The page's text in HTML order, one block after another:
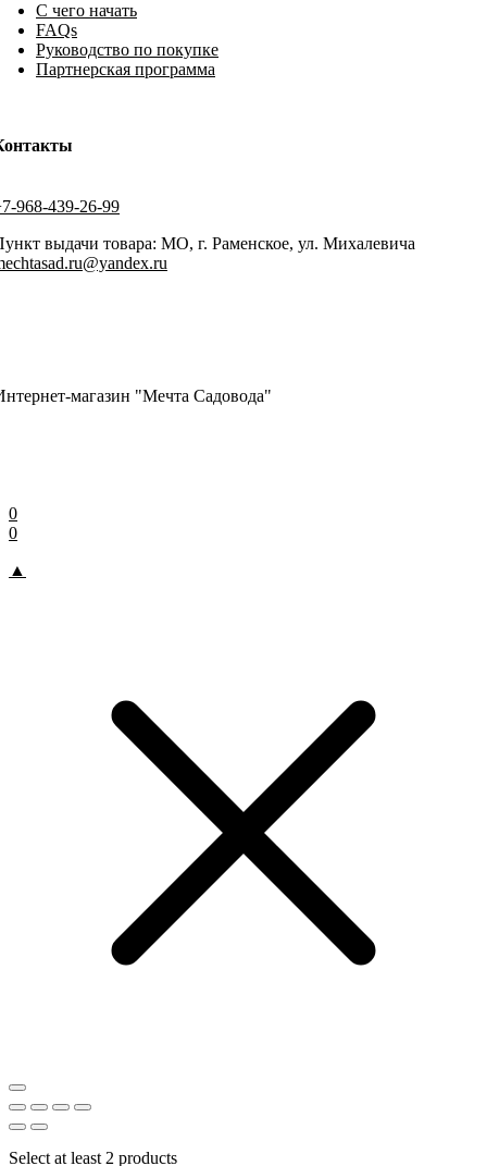
С чего начать
FAQs
Руководство по покупке
Партнерская программа
968-439-26-99
выдачи товара: МО, г. Раменское, ул. Михалевича
магазин "Мечта Садовода"
0
0
▲
Select at least 2 products